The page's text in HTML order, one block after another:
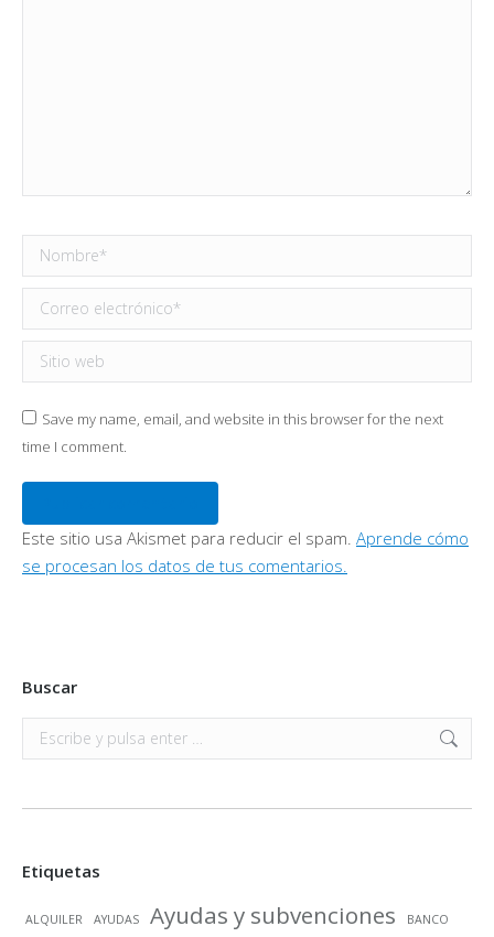
Nombre *
Correo electrónico *
Sitio web
Save my name, email, and website in this browser for the next
time I comment.
Este sitio usa Akismet para reducir el spam. Aprende cómo
se procesan los datos de tus comentarios.
Buscar
Buscar:
Etiquetas
ALQUILER AYUDAS Ayudas y subvenciones BANCO